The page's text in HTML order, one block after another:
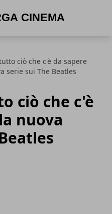
ciò che c'è da sapere
serie sui The Beatles
ciò che c'è
nuova